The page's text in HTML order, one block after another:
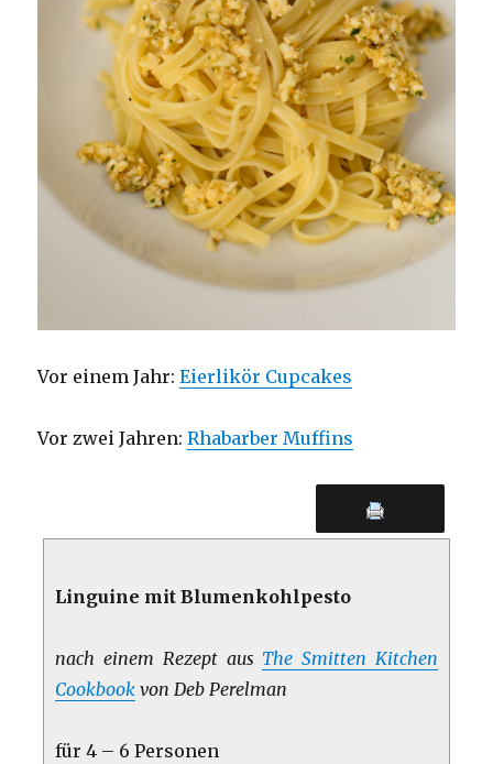
Vor einem Jahr:Eierlikör Cupcakes
Vor zwei Jahren:Rhabarber Muffins
Linguine mit Blumenkohlpesto
nach einem Rezept aus The Smitten Kitchen
Cookbook von Deb Perelman
für 4 – 6 Personen